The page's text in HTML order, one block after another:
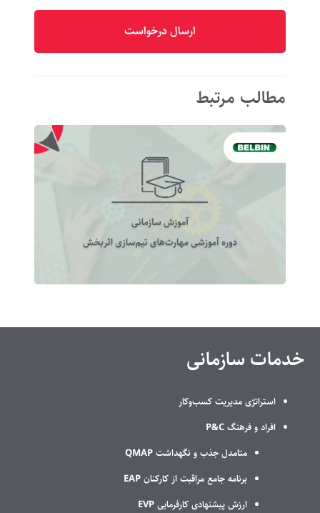
مطالب مرتبط
خدمات سازمانی
استراتژی مدیریت کسب‌وکار
افراد و فرهنگ P&C
متامدل جذب و نگهداشت QMAP
برنامه جامع مراقبت از کارکنان EAP
ارزش پیشنهادی کارفرمایی EVP